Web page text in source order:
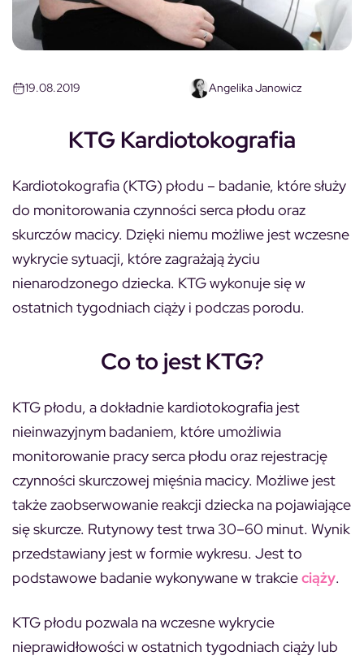
19.08.2019 Angelika Janowicz
KTG Kardiotokografia
Kardiotokografia (KTG) płodu – badanie, które służy
do monitorowania czynności serca płodu oraz
skurczów macicy. Dzięki niemu możliwe jest wczesne
wykrycie sytuacji, które zagrażają życiu
nienarodzonego dziecka. KTG wykonuje się w
ostatnich tygodniach ciąży i podczas porodu.
Co to jest KTG?
KTG płodu, a dokładnie kardiotokografia jest
nieinwazyjnym badaniem, które umożliwia
monitorowanie pracy serca płodu oraz rejestrację
czynności skurczowej mięśnia macicy. Możliwe jest
także zaobserwowanie reakcji dziecka na pojawiające
się skurcze. Rutynowy test trwa 30–60 minut. Wynik
przedstawiany jest w formie wykresu. Jest to
podstawowe badanie wykonywane w trakcieciąży.
KTG płodu pozwala na wczesne wykrycie
nieprawidłowości w ostatnich tygodniach ciąży lub